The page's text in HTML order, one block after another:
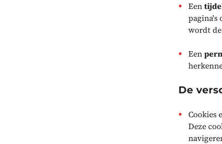
Een
pagina's
wordt
Een
De
Cookies
Deze